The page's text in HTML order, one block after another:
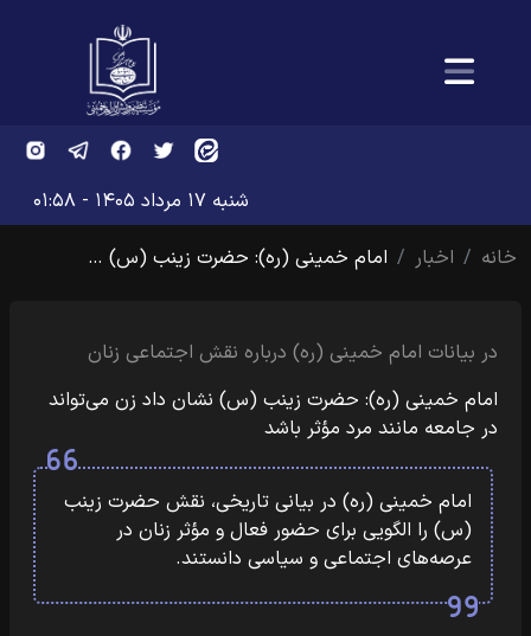
شنبه ۱۷ مرداد ۱۴۰۵ - ۰۱:۵۸
خانه
اخبار امام خمینی (ره): حضرت زینب (س) …
در بیانات امام خمینی (ره) درباره نقش اجتماعی زنان
امام خمینی (ره): حضرت زینب (س) نشان داد زن می‌تواند
در جامعه مانند مرد مؤثر باشد
امام خمینی (ره) در بیانی تاریخی، نقش حضرت زینب
(س) را الگویی برای حضور فعال و مؤثر زنان در
عرصه‌های اجتماعی و سیاسی دانستند.